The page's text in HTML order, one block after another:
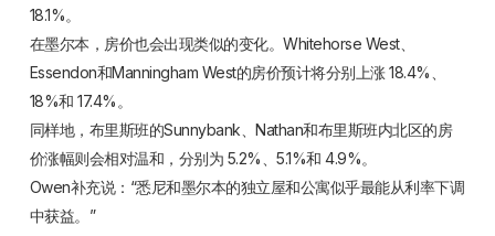
18.1%。
在墨尔本，房价也会出现类似的变化。Whitehorse West、
Essendon和Manningham West的房价预计将分别上涨 18.4%、
18%和 17.4%。
同样地，布里斯班的Sunnybank、Nathan和布里斯班内北区的房
价涨幅则会相对温和，分别为 5.2%、5.1%和 4.9%。
Owen补充说：“悉尼和墨尔本的独立屋和公寓似乎最能从利率下调
中获益。”